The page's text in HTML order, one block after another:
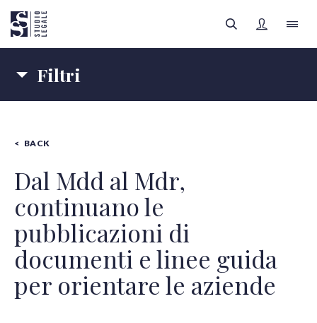
APPROFONDIMENTI
FOCUS SANITÀ
REGISTRATI
Tutte le categorie
Tutti gli autori
Filtri
IMPRESE
SANITÀ
Tipologia contenuti
BACK
Dal Mdd al Mdr,
continuano le
pubblicazioni di
documenti e linee guida
per orientare le aziende